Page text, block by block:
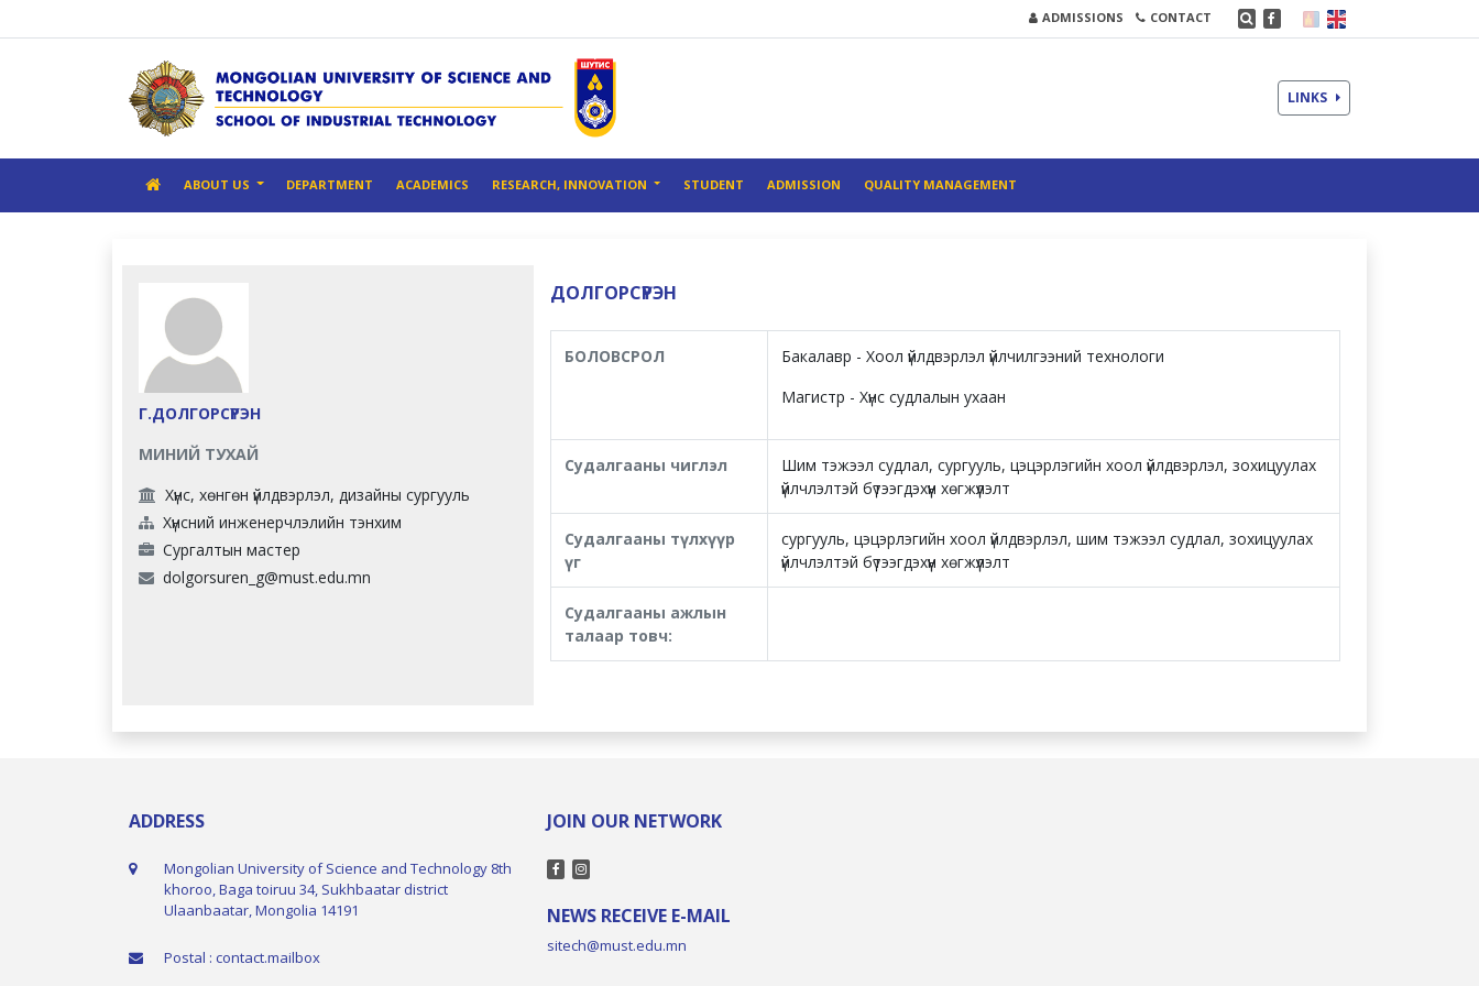
ADMISSIONS CONTACT
LINKS
ABOUT US DEPARTMENT ACADEMICS RESEARCH, INNOVATION STUDENT ADMISSION QUALITY MANAGEMENT
Г.ДОЛГОРСҮРЭН
МИНИЙ ТУХАЙ
Хүнс, хөнгөн үйлдвэрлэл, дизайны сургууль
Хүнсний инженерчлэлийн тэнхим
Сургалтын мастер
dolgorsuren_g@must.edu.mn
ДОЛГОРСҮРЭН
БОЛОВСРОЛ
Бакалавр - Хоол үйлдвэрлэл үйлчилгээний технологи
Магистр - Хүнс судлалын ухаан
Судалгааны чиглэл
Шим тэжээл судлал, сургууль, цэцэрлэгийн хоол үйлдвэрлэл, зохицуулах
үйлчлэлтэй бүтээгдэхүүн хөгжүүлэлт
Судалгааны түлхүүр
үг
сургууль, цэцэрлэгийн хоол үйлдвэрлэл, шим тэжээл судлал, зохицуулах
үйлчлэлтэй бүтээгдэхүүн хөгжүүлэлт
Судалгааны ажлын
талаар товч:
ADDRESS
Mongolian University of Science and Technology 8th
khoroo, Baga toiruu 34, Sukhbaatar district
Ulaanbaatar, Mongolia 14191
Postal : contact.mailbox
JOIN OUR NETWORK
NEWS RECEIVE E-MAIL
sitech@must.edu.mn